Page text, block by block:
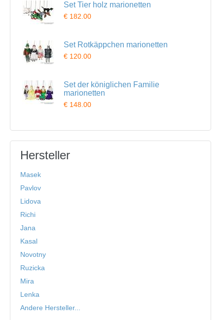
Set Tier holz marionetten
€ 182.00
Set Rotkäppchen marionetten
€ 120.00
Set der königlichen Familie
marionetten
€ 148.00
Hersteller
Masek
Pavlov
Lidova
Richi
Jana
Kasal
Novotny
Ruzicka
Mira
Lenka
Andere Hersteller...